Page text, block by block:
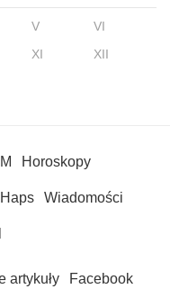
V
VI
XI XII
Horoskopy
Haps Wiadomości
artykuły Facebook